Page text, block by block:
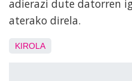
adierazi dute datorren
aterako direla.
KIROLA